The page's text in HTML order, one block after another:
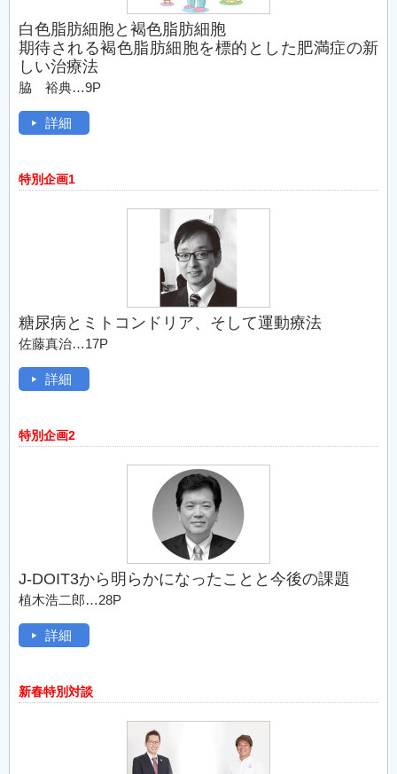
白色脂肪細胞と褐色脂肪細胞
期待される褐色脂肪細胞を標的とした肥満症の新
しい治療法
脇 裕典…9P
詳細
特別企画1
糖尿病とミトコンドリア、そして運動療法
佐藤真治…17P
詳細
特別企画2
J-DOIT3から明らかになったことと今後の課題
植木浩二郎…28P
詳細
新春特別対談